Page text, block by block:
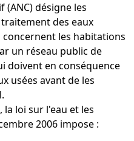
(ANC) désigne les
des eaux
les habitations
un réseau public de
doivent en conséquence
usées avant de les
loi sur l'eau et les
2006 impose :